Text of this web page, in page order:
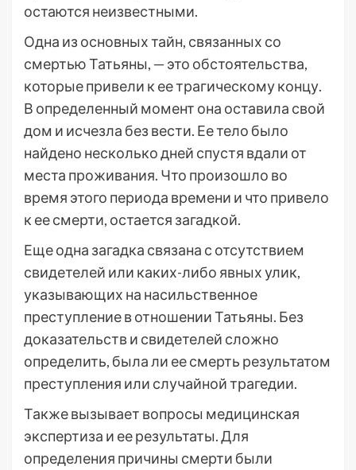
остаются неизвестными.
Одна из основных тайн, связанных со
смертью Татьяны, — это обстоятельства,
которые привели к ее трагическому концу.
В определенный момент она оставила свой
дом и исчезла без вести. Ее тело было
найдено несколько дней спустя вдали от
места проживания. Что произошло во
время этого периода времени и что привело
к ее смерти, остается загадкой.
Еще одна загадка связана с отсутствием
свидетелей или каких-либо явных улик,
указывающих на насильственное
преступление в отношении Татьяны. Без
доказательств и свидетелей сложно
определить, была ли ее смерть результатом
преступления или случайной трагедии.
Также вызывает вопросы медицинская
экспертиза и ее результаты. Для
определения причины смерти были